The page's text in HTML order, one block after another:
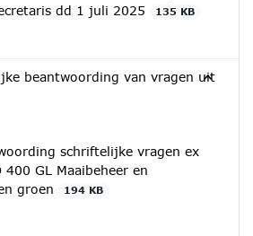
dd 1 juli 2025
135 KB
beantwoording van vragen uit
schriftelijke vragen ex
GL Maaibeheer en
groen
194 KB